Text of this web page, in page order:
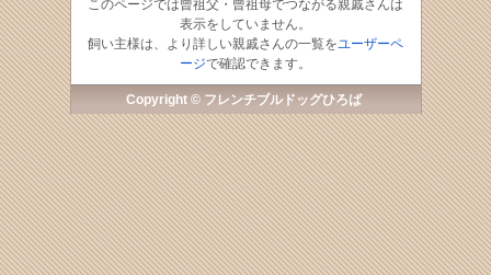
このページでは曾祖父・曾祖母でつながる親戚さんは
表示をしていません。
飼い主様は、より詳しい親戚さんの一覧をユーザーペ
ージで確認できます。
Copyright © フレンチブルドッグひろば